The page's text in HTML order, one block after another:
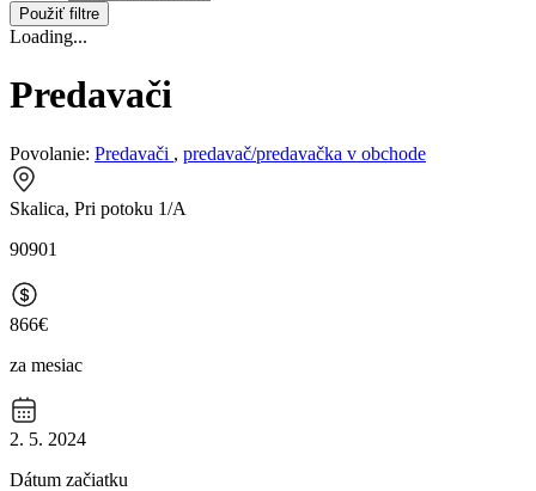
Použiť filtre
Loading...
Predavači
Povolanie: Predavači , predavač/predavačka v obchode
Skalica, Pri potoku 1/A
90901
866€
za mesiac
2. 5. 2024
Dátum začiatku